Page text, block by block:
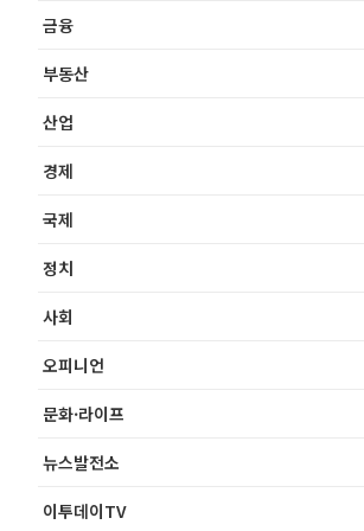
금융
부동산
산업
경제
국제
정치
사회
오피니언
문화·라이프
뉴스발전소
이투데이TV